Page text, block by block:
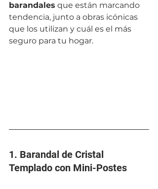
barandales que están marcando
tendencia, junto a obras icónicas
que los utilizan y cuál es el más
seguro para tu hogar.
1. Barandal de Cristal
Templado con Mini-Postes